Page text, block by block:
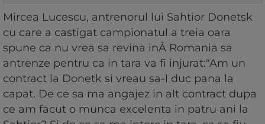
Mircea Lucescu, antrenorul lui Sahtior Donetsk
cu care a castigat campionatul a treia oara
spune ca nu vrea sa revina inÂ Romania sa
antrenze pentru ca in tara va fi injurat:"Am un
contract la Donetk si vreau sa-l duc pana la
capat. De ce sa ma angajez in alt contract dupa
ce am facut o munca excelenta in patru ani la